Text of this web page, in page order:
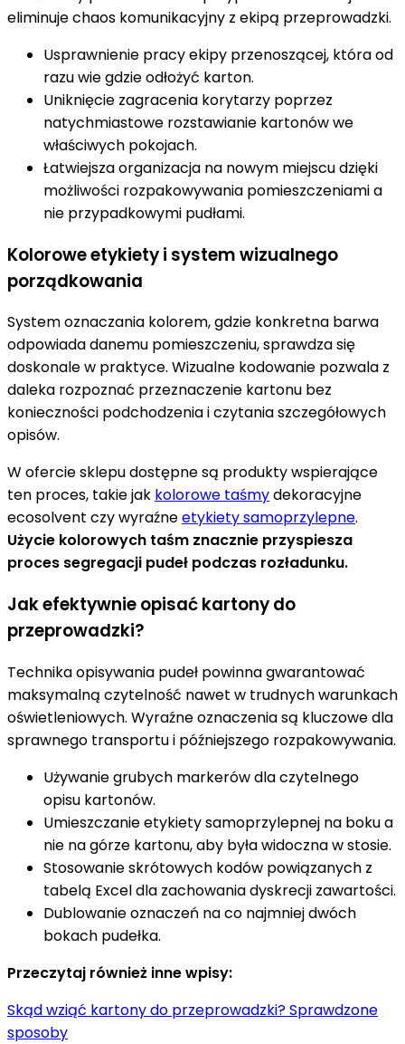
eliminuje chaos komunikacyjny z ekipą przeprowadzki.
Usprawnienie pracy ekipy przenoszącej, która od
razu wie gdzie odłożyć karton.
Uniknięcie zagracenia korytarzy poprzez
natychmiastowe rozstawianie kartonów we
właściwych pokojach.
Łatwiejsza organizacja na nowym miejscu dzięki
możliwości rozpakowywania pomieszczeniami a
nie przypadkowymi pudłami.
Kolorowe etykiety i system wizualnego
porządkowania
System oznaczania kolorem, gdzie konkretna barwa
odpowiada danemu pomieszczeniu, sprawdza się
doskonale w praktyce. Wizualne kodowanie pozwala z
daleka rozpoznać przeznaczenie kartonu bez
konieczności podchodzenia i czytania szczegółowych
opisów.
W ofercie sklepu dostępne są produkty wspierające
ten proces, takie jak kolorowe taśmydekoracyjne
ecosolvent czy wyraźneetykiety samoprzylepne.
Użycie kolorowych taśm znacznie przyspiesza
proces segregacji pudeł podczas rozładunku.
Jak efektywnie opisać kartony do
przeprowadzki?
Technika opisywania pudeł powinna gwarantować
maksymalną czytelność nawet w trudnych warunkach
oświetleniowych. Wyraźne oznaczenia są kluczowe dla
sprawnego transportu i późniejszego rozpakowywania.
Używanie grubych markerów dla czytelnego
opisu kartonów.
Umieszczanie etykiety samoprzylepnej na boku a
nie na górze kartonu, aby była widoczna w stosie.
Stosowanie skrótowych kodów powiązanych z
tabelą Excel dla zachowania dyskrecji zawartości.
Dublowanie oznaczeń na co najmniej dwóch
bokach pudełka.
Przeczytaj również inne wpisy:
Skąd wziąć kartony do przeprowadzki? Sprawdzone
sposoby